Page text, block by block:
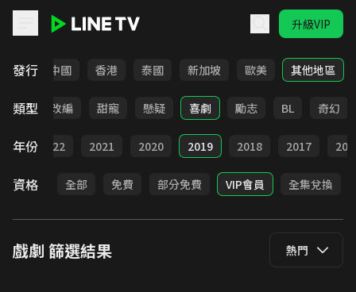
升級VIP
發行
韓國 中國 香港 泰國 新加坡 歐美 其他地區
類型
都會 改編 甜寵 懸疑 喜劇 勵志 BL 奇幻
年份 2022 2021 2020 2019 2018 2017
資格 全部 免費 部分免費 VIP會員 全集兌換
戲劇 篩選結果 熱門